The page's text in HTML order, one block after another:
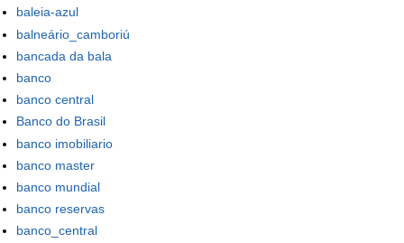
baleia-azul
balneário_camboriú
bancada da bala
banco
banco central
Banco do Brasil
banco imobiliario
banco master
banco mundial
banco reservas
banco_central